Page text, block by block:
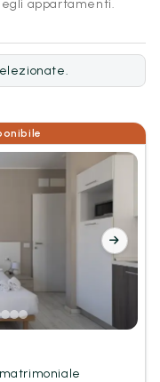
appartamenti.